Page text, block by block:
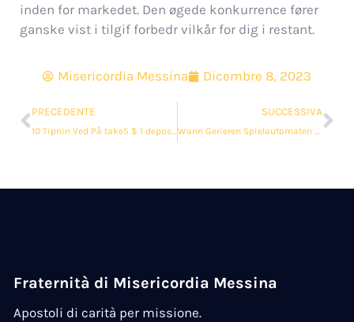
inden for markedet. Den øgede konkurrence fører
ganske vist i tilgif forbedr vilkår for dig i restant.
Misericordia Messina Dicembre 8, 2023
PRECEDENTE
10 Tipnin Ved På take5 $ 1 depositum 2023 Casinoer Eller Bookmakere
SUCCESSIVA
Wann Gerieren Spielautomaten Bevorzugt? Spielothek & Spielhölle
Fraternità di Misericordia Messina
Apostoli di carità per missione.